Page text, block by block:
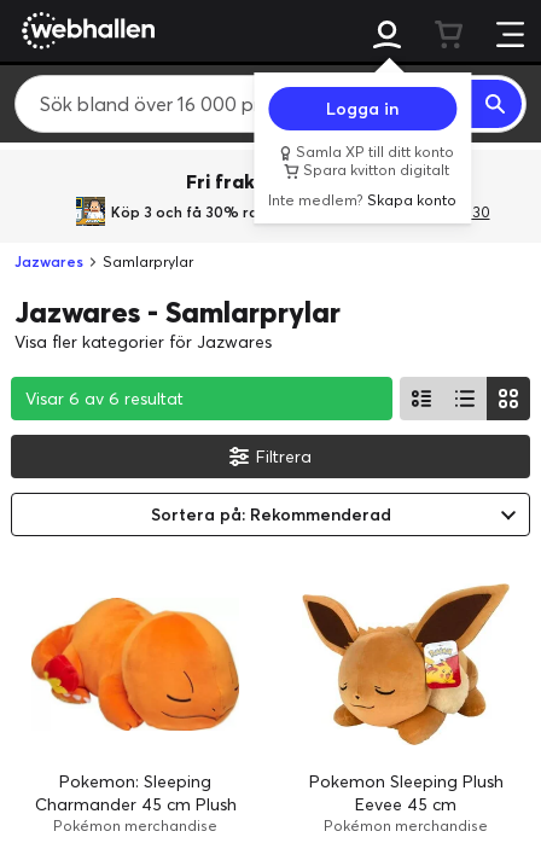
Logga in
Samla XP till ditt konto
Spara kvitton digitalt
Inte medlem?Skapa konto
Fri frakt över 800 kr.
Köp 3 och få 30% rabatt med rabattkoden 3Gives30
Jazwares Samlarprylar
Jazwares - Samlarprylar
Visa fler kategorier för Jazwares
Visar 6 av 6 resultat
Visar 6 av 6 resultat
Visar 6 av 6 resultat
Filtrera
Sortera på: Rekommenderad
Pokemon: Sleeping
Charmander 45 cm Plush
Pokémon merchandise
Pokemon Sleeping Plush
Eevee 45 cm
Pokémon merchandise